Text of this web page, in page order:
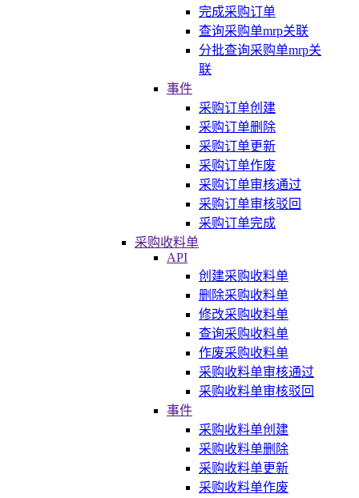
完成采购订单
查询采购单mrp关联
分批查询采购单mrp关
联
事件
采购订单创建
采购订单删除
采购订单更新
采购订单作废
采购订单审核通过
采购订单审核驳回
采购订单完成
采购收料单
API
创建采购收料单
删除采购收料单
修改采购收料单
查询采购收料单
作废采购收料单
采购收料单审核通过
采购收料单审核驳回
事件
采购收料单创建
采购收料单删除
采购收料单更新
采购收料单作废